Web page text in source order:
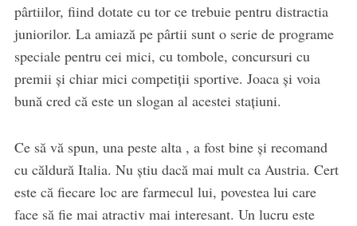
pârtiilor, fiind dotate cu tor ce trebuie pentru distractia
juniorilor. La amiază pe pârtii sunt o serie de programe
speciale pentru cei mici, cu tombole, concursuri cu
premii şi chiar mici competiţii sportive. Joaca şi voia
bună cred că este un slogan al acestei staţiuni.
Ce să vă spun, una peste alta , a fost bine şi recomand
cu căldură Italia. Nu ştiu dacă mai mult ca Austria. Cert
este că fiecare loc are farmecul lui, povestea lui care
face să fie mai atractiv mai interesant. Un lucru este